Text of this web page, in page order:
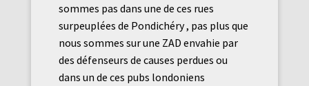
sommes pas dans une de ces rues
surpeuplées de Pondichéry , pas plus que
nous sommes sur une ZAD envahie par
des défenseurs de causes perdues ou
dans un de ces pubs londoniens